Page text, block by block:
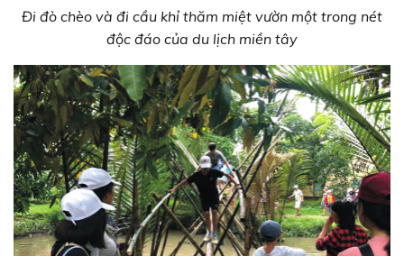
Đi đò chèo và đi cầu khỉ thăm miệt vườn một trong nét
độc đáo của du lịch miền tây